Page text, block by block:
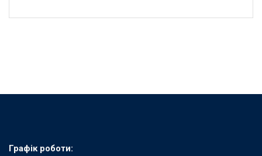
Графік роботи: